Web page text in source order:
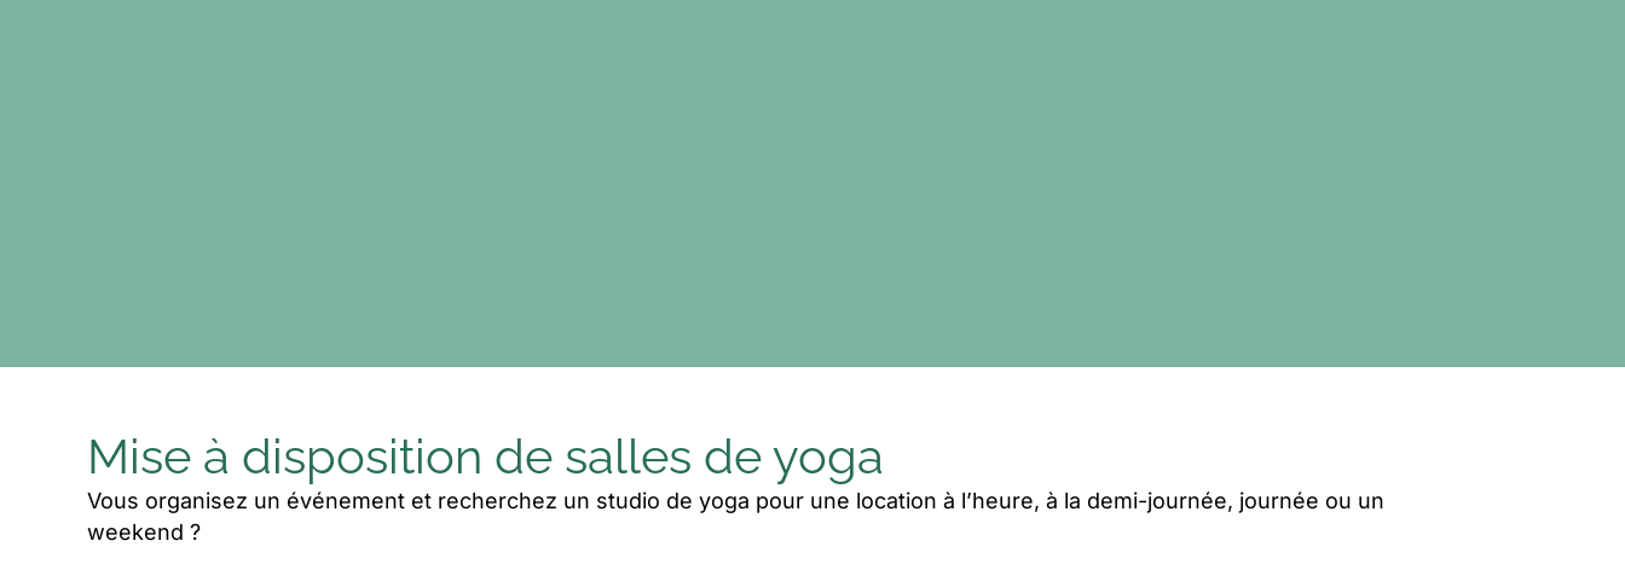
Mise à disposition de salles de yoga
Vous organisez un événement et recherchez un studio de yoga pour une location à l’heure, à la demi-journée, journée ou un
weekend ?